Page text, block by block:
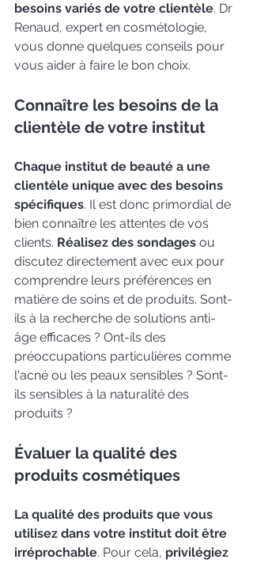
besoins variés de votre clientèle. Dr
Renaud, expert en cosmétologie,
vous donne quelques conseils pour
vous aider à faire le bon choix.
Connaître les besoins de la
clientèle de votre institut
Chaque institut de beauté a une
clientèle unique avec des besoins
spécifiques. Il est donc primordial de
bien connaître les attentes de vos
clients. Réalisez des sondages ou
discutez directement avec eux pour
comprendre leurs préférences en
matière de soins et de produits. Sont-
ils à la recherche de solutions anti-
âge efficaces ? Ont-ils des
préoccupations particulières comme
l'acné ou les peaux sensibles ? Sont-
ils sensibles à la naturalité des
produits ?
Évaluer la qualité des
produits cosmétiques
La qualité des produits que vous
utilisez dans votre institut doit être
irréprochable. Pour cela, privilégiez